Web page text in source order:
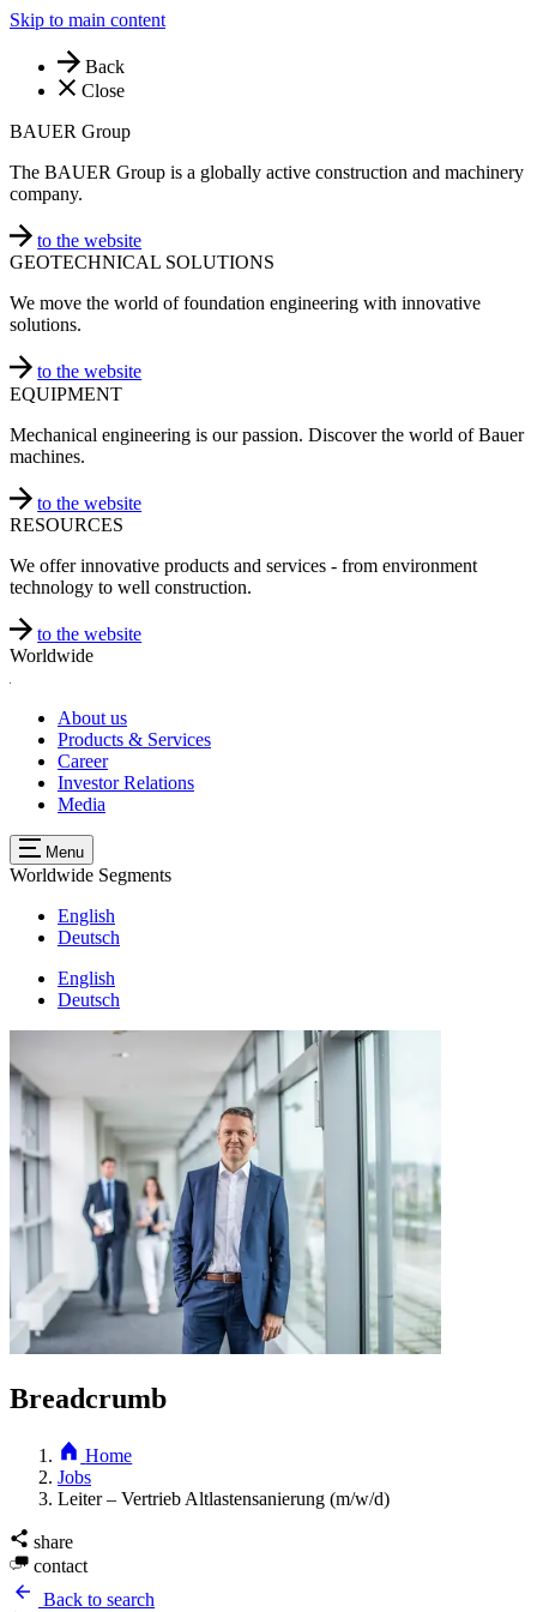
Skip to main content
Back
Close
BAUER Group
The BAUER Group is a globally active construction and machinery
company.
to the website
GEOTECHNICAL SOLUTIONS
We move the world of foundation engineering with innovative
solutions.
to the website
EQUIPMENT
Mechanical engineering is our passion. Discover the world of Bauer
machines.
to the website
RESOURCES
We offer innovative products and services - from environment
technology to well construction.
to the website
Worldwide
About us
Products & Services
Career
Investor Relations
Media
Menu
Worldwide Segments
English
Deutsch
English
Deutsch
Breadcrumb
Home
Jobs
Leiter – Vertrieb Altlastensanierung (m/w/d)
share
contact
Back to search